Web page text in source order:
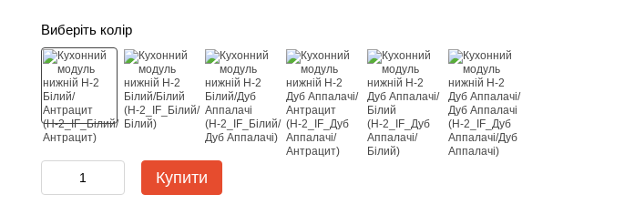
Виберіть колір
Купити